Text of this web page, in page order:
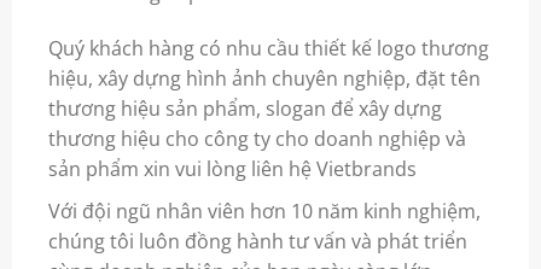
Quý khách hàng có nhu cầu thiết kế logo thương
hiệu, xây dựng hình ảnh chuyên nghiệp, đặt tên
thương hiệu sản phẩm, slogan đểxây dựng
thương hiệu cho công ty cho doanh nghiệp và
sản phẩm xin vui lòng liên hệ Vietbrands
Với đội ngũ nhân viên hơn 10 năm kinh nghiệm,
chúng tôi luôn đồng hành tư vấn và phát triển